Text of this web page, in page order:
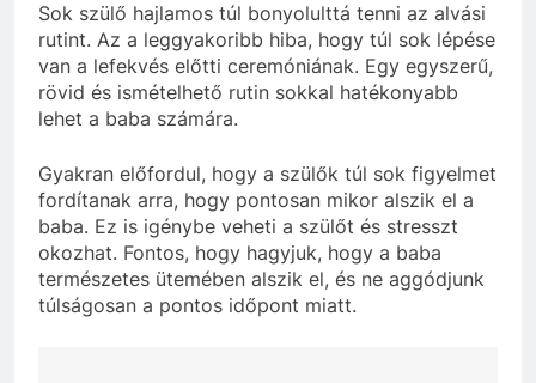
Sok szülő hajlamos túl bonyolulttá tenni az alvási
rutint. Az a leggyakoribb hiba, hogy túl sok lépése
van a lefekvés előtti ceremóniának. Egy egyszerű,
rövid és ismételhető rutin sokkal hatékonyabb
lehet a baba számára.
Gyakran előfordul, hogy a szülők túl sok figyelmet
fordítanak arra, hogy pontosan mikor alszik el a
baba. Ez is igénybe veheti a szülőt és stresszt
okozhat. Fontos, hogy hagyjuk, hogy a baba
természetes ütemében alszik el, és ne aggódjunk
túlságosan a pontos időpont miatt.